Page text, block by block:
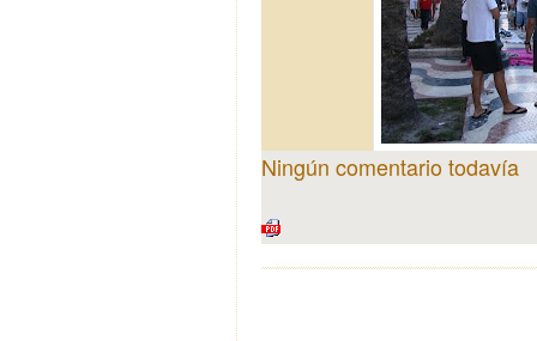
Ningún comentario todavía